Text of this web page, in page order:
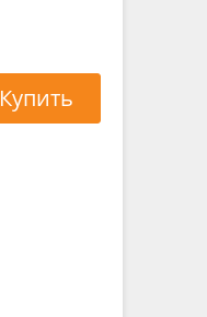
Купить